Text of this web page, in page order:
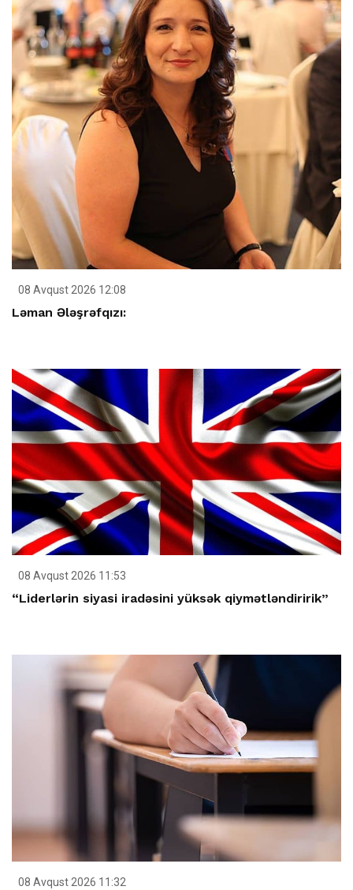
08 Avqust 2026 12:08
Ləman Ələşrəfqızı:
08 Avqust 2026 11:53
“Liderlərin siyasi iradəsini yüksək qiymətləndiririk”
08 Avqust 2026 11:32